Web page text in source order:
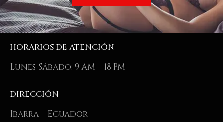
HORARIOS DE ATENCIÓN
Lunes-Sábado: 9 AM – 18 PM
DIRECCIÓN
Ibarra – Ecuador